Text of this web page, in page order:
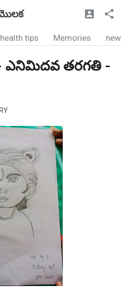
మొలక
health tips Memories new
- ఎనిమిదవ తరగతి -